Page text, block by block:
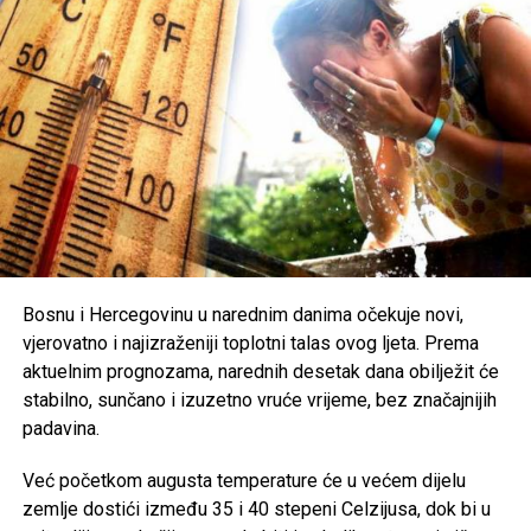
Zbog ekstremno visokih temperatura, nadležni pozivaju
građane na dodatni oprez. Preporučuje se redovna
hidratacija, izbjegavanje boravka na otvorenom u
najtoplijem dijelu dana, nošenje lagane i svijetle odjeće te
zaštita od direktnog sunčevog zračenja.
Poseban oprez savjetuje sestarijim osobama, djeci,
hroničnim bolesnicima i svima koji rade na otvorenom,
uz preporuku da se pridržavaju savjeta ljekara i, ukoliko je
moguće, borave u rashlađenim prostorijama tokom
najtoplijeg dijela dana.
Share Post
Share
Tweet Share
Bosnu i Hercegovinu u narednim danima očekuje novi,
vjerovatno i najizraženiji toplotni talas ovog ljeta. Prema
aktuelnim prognozama, narednih desetak dana obilježit će
stabilno, sunčano i izuzetno vruće vrijeme, bez značajnijih
padavina.
Već početkom augusta temperature će u većem dijelu
zemlje dostići između 35 i 40 stepeni Celzijusa, dok bi u